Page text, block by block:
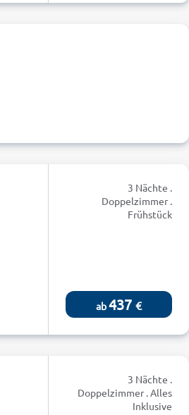
3 Nächte .
Doppelzimmer .
Frühstück
ab437 €
3 Nächte .
Doppelzimmer . Alles
Inklusive